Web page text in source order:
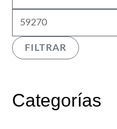
í
i
FILTRAR
Categorías